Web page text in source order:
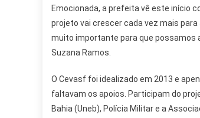
Emocionada, a prefeita vê este início
projeto vai crescer cada vez mais
muito importante para que possamos
Suzana Ramos.
O Cevasf foi idealizado em 2013 e
faltavam os apoios. Participam do
Bahia (Uneb), Polícia Militar e a